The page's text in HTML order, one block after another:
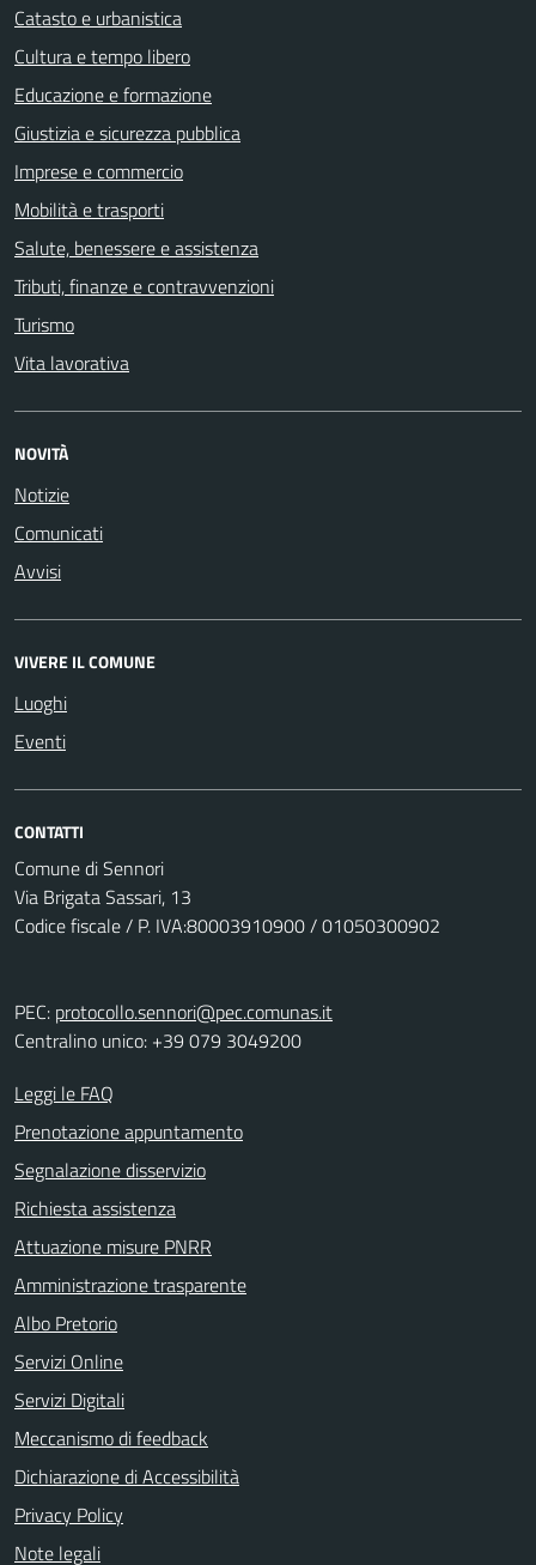
Catasto e urbanistica
Cultura e tempo libero
Educazione e formazione
Giustizia e sicurezza pubblica
Imprese e commercio
Mobilità e trasporti
Salute, benessere e assistenza
Tributi, finanze e contravvenzioni
Turismo
Vita lavorativa
NOVITÀ
Notizie
Comunicati
Avvisi
VIVERE IL COMUNE
Luoghi
Eventi
CONTATTI
Comune di Sennori
Via Brigata Sassari, 13
Codice fiscale / P. IVA:80003910900 / 01050300902
PEC: protocollo.sennori@pec.comunas.it
Centralino unico: +39 079 3049200
Leggi le FAQ
Prenotazione appuntamento
Segnalazione disservizio
Richiesta assistenza
Attuazione misure PNRR
Amministrazione trasparente
Albo Pretorio
Servizi Online
Servizi Digitali
Meccanismo di feedback
Dichiarazione di Accessibilità
Privacy Policy
Note legali